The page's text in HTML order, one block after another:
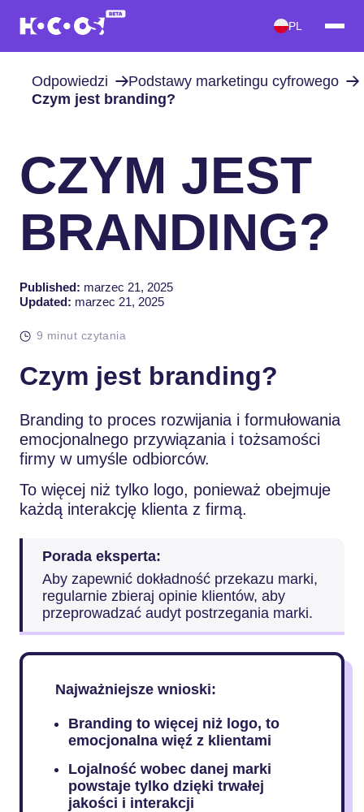
PL
Odpowiedzi
Podstawy marketingu cyfrowego
Czym jest branding?
CZYM JEST
BRANDING?
Published: marzec 21, 2025
Updated: marzec 21, 2025
9 minut czytania
Czym jest branding?
Branding to proces rozwijania i formułowania
emocjonalnego przywiązania i tożsamości
firmy w umyśle odbiorców.
To więcej niż tylko logo, ponieważ obejmuje
każdą interakcję klienta z firmą.
Porada eksperta:
Aby zapewnić dokładność przekazu marki,
regularnie zbieraj opinie klientów, aby
przeprowadzać audyt postrzegania marki.
Najważniejsze wnioski:
Branding to więcej niż logo, to
emocjonalna więź z klientami
Lojalność wobec danej marki
powstaje tylko dzięki trwałej
jakości i interakcji